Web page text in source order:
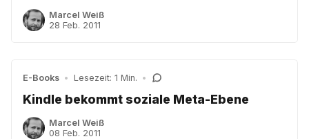
Marcel Weiß
28 Feb. 2011
E-Books • Lesezeit: 1 Min. •
Kindle bekommt soziale Meta-Ebene
Marcel Weiß
08 Feb. 2011